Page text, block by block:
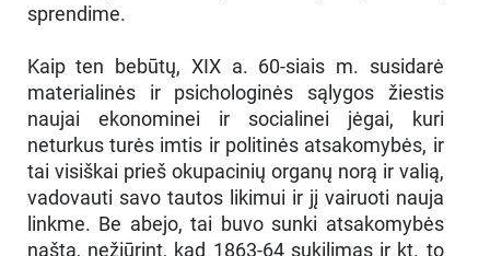
sprendime.
Kaip ten bebūtų, XIX a. 60-siais m. susidarė
materialinės ir psichologinės sąlygos žiestis
naujai ekonominei ir socialinei jėgai, kuri
neturkus turės imtis ir politinės atsakomybės, ir
tai visiškai prieš okupacinių organų norą ir valią,
vadovauti savo tautos likimui ir jį vairuoti nauja
linkme. Be abejo, tai buvo sunki atsakomybės
našta, nežiūrint, kad 1863-64 sukilimas ir kt. to